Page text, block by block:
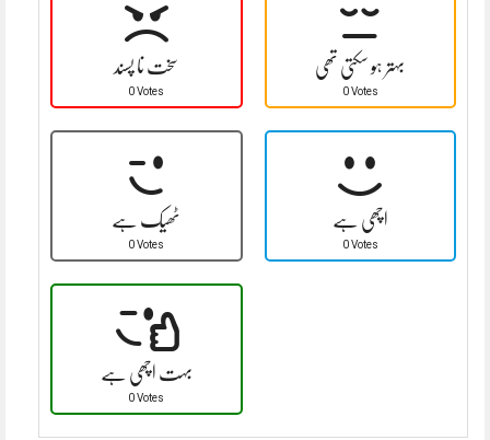
سخت نا پسند
0 Votes
بہتر ہو سکتی تھی
0 Votes
ٹھیک ہے
0 Votes
اچھی ہے
0 Votes
بہت اچھی ہے
0 Votes